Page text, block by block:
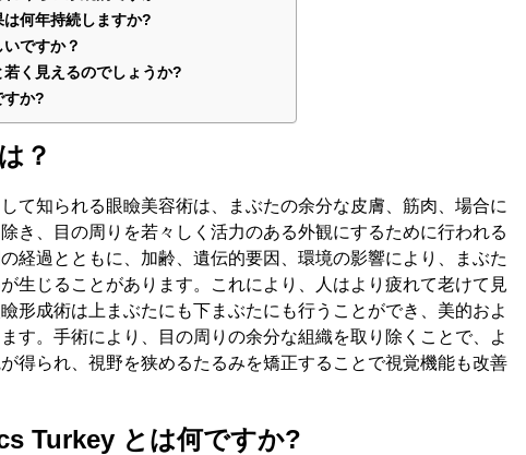
は何年持続しますか?
いですか？
若く見えるのでしょうか?
すか?
？
て知られる眼瞼美容術は、まぶたの余分な皮膚、筋肉、場合に
き、目の周りを若々しく活力のある外観にするために行われる
経過とともに、加齢、遺伝的要因、環境の影響により、まぶた
生じることがあります。これにより、人はより疲れて老けて見
形成術は上まぶたにも下まぶたにも行うことができ、美的およ
す。手術により、目の周りの余分な組織を取り除くことで、よ
得られ、視野を狭めるたるみを矯正することで視覚機能も改善
Turkey とは何ですか?